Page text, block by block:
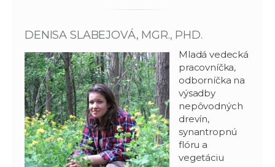
DENISA SLABEJOVÁ, MGR., PHD.
Mladá vedecká
pracovníčka,
odborníčka na
výsadby
nepôvodných
drevín,
synantropnú
flóru a
vegetáciu